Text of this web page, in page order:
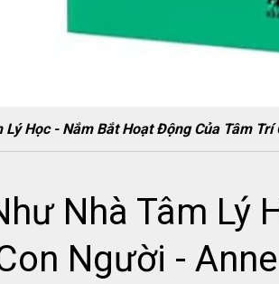
Lý Học - Nắm Bắt Hoạt Động Của Tâm
Nhà Tâm Lý
Người -